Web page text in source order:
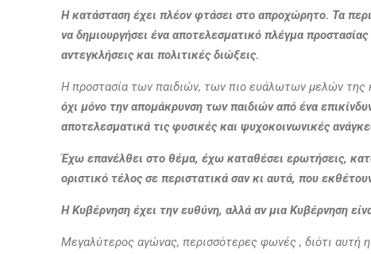
Η κατάσταση έχει πλέον φτάσει στο απροχώρητο. Τα
να δημιουργήσει ένα αποτελεσματικό πλέγμα
αντεγκλήσεις και πολιτικές διώξεις.
Η προστασία των παιδιών, των πιο ευάλωτων μελών της
όχι μόνο την απομάκρυνση των παιδιών από ένα
αποτελεσματικά τις φυσικές και ψυχοκοινωνικές
Έχω επανέλθει στο θέμα, έχω καταθέσει ερωτήσεις,
οριστικό τέλος σε περιστατικά σαν κι αυτά, που
Η Κυβέρνηση έχει την ευθύνη, αλλά αν μια Κυβέρνηση
Μεγαλύτερος αγώνας, περισσότερες φωνές , διότι αυτή η